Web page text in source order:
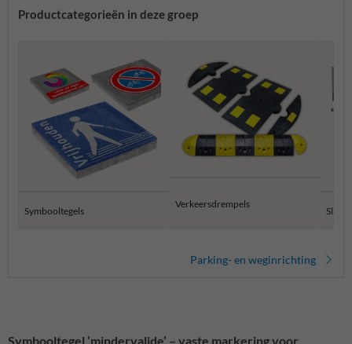
Productcategorieën in deze groep
Symbooltegels
Verkeersdrempels
Parking- en weginrichting
Symbooltegel ‘mindervalide’ – vaste markering voor